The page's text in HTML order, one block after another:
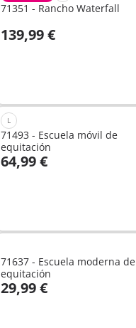
71351 - Rancho Waterfall
139,99 €
L
71493 - Escuela móvil de
equitación
64,99 €
71637 - Escuela moderna de
equitación
29,99 €
A la cesta